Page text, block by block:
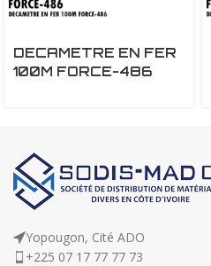
DECAMETRE EN FER
100M FORCE-486
Yopougon, Cité ADO
+225 07 17 77 77 73